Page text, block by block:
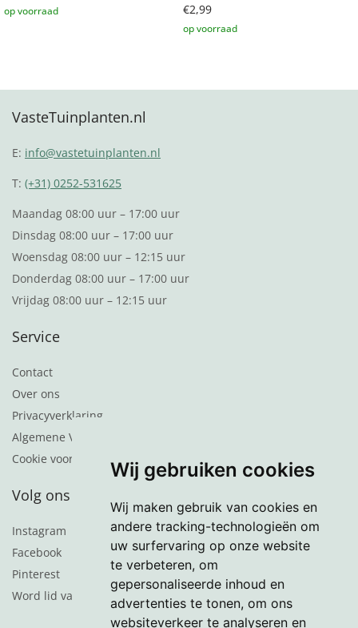
Wij gebruiken cookies
Wij maken gebruik van cookies en
andere tracking-technologieën om
uw surfervaring op onze website
te verbeteren, om
gepersonaliseerde inhoud en
advertenties te tonen, om ons
websiteverkeer te analyseren en
€2,99
VasteTuinplanten.nl
E: info@vastetuinplanten.nl
T:(+31) 0252-531625
Maandag 08:00 uur – 17:00 uur
Dinsdag 08:00 uur – 17:00 uur
Woensdag 08:00 uur – 12:15 uur
Donderdag 08:00 uur – 17:00 uur
Vrijdag 08:00 uur – 12:15 uur
Service
Contact
Over ons
Privacyverklaring
Algemene Voorwaarden
Cookie voorkeuren
Volg ons
Instagram
Facebook
Pinterest
Word lid van de nieuwsbrief